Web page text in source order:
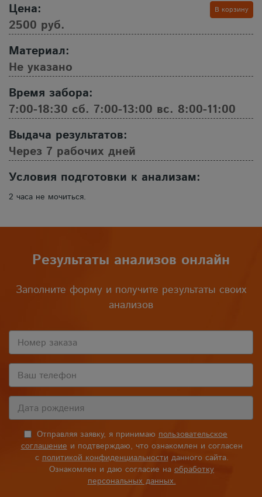
В корзину
Цена:
2500 руб.
Материал:
Не указано
Время забора:
7:00-18:30 сб. 7:00-13:00 вс. 8:00-11:00
Выдача результатов:
Через 7 рабочих дней
Условия подготовки к анализам:
2 часа не мочиться.
Результаты анализов онлайн
Заполните форму и получите результаты своих
анализов
Отправляя заявку, я принимаю пользовательское
соглашениеи подтверждаю, что ознакомлен и согласен
сполитикой конфиденциальностиданного сайта.
Ознакомлен и даю согласие на обработку
персональных данных.